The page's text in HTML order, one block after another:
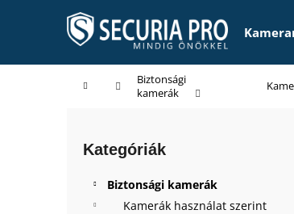
KezdőlapBiztonsági
kamerák
Kategóriák
átugrása
Kategóriák
Biztonsági kamerák
Kamerák használat szerint
Vissza
a boltba
Vissza
a boltba